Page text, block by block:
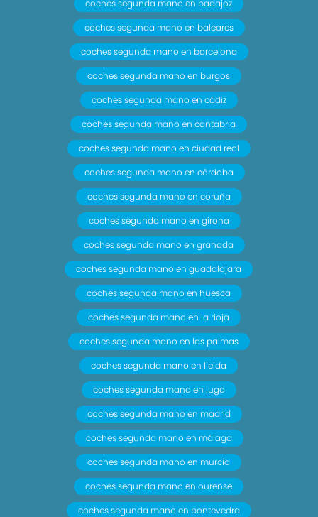
coches segunda mano en badajoz
coches segunda mano en baleares
coches segunda mano en barcelona
coches segunda mano en burgos
coches segunda mano en cádiz
coches segunda mano en cantabria
coches segunda mano en ciudad real
coches segunda mano en córdoba
coches segunda mano en coruña
coches segunda mano en girona
coches segunda mano en granada
coches segunda mano en guadalajara
coches segunda mano en huesca
coches segunda mano en la rioja
coches segunda mano en las palmas
coches segunda mano en lleida
coches segunda mano en lugo
coches segunda mano en madrid
coches segunda mano en málaga
coches segunda mano en murcia
coches segunda mano en ourense
coches segunda mano en pontevedra